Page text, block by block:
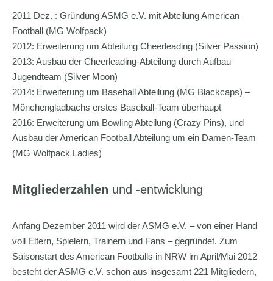
2011 Dez. : Gründung ASMG e.V. mit Abteilung American
Football (MG Wolfpack)
2012: Erweiterung um Abteilung Cheerleading (Silver Passion)
2013: Ausbau der Cheerleading-Abteilung durch Aufbau
Jugendteam (Silver Moon)
2014: Erweiterung um Baseball Abteilung (MG Blackcaps) –
Mönchengladbachs erstes Baseball-Team überhaupt
2016: Erweiterung um Bowling Abteilung (Crazy Pins), und
Ausbau der American Football Abteilung um ein Damen-Team
(MG Wolfpack Ladies)
Mitgliederzahlen und -entwicklung
Anfang Dezember 2011 wird der ASMG e.V. – von einer Hand
voll Eltern, Spielern, Trainern und Fans – gegründet. Zum
Saisonstart des American Footballs in NRW im April/Mai 2012
besteht der ASMG e.V. schon aus insgesamt 221 Mitgliedern,